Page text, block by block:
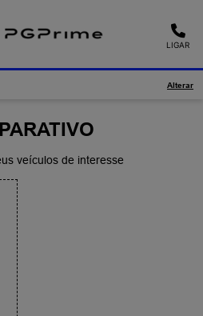
LIGAR
Alterar
veículos de interesse